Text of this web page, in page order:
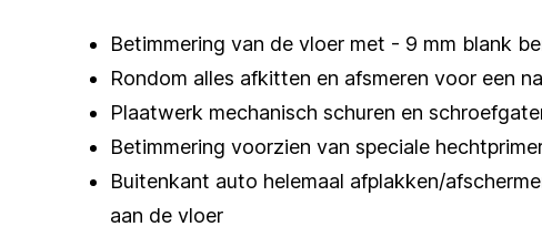
Betimmering van de vloer met - 9 mm blank
Rondom alles afkitten en afsmeren voor een
Plaatwerk mechanisch schuren en
Betimmering voorzien van speciale
Buitenkant auto helemaal afplakken/
aan de vloer